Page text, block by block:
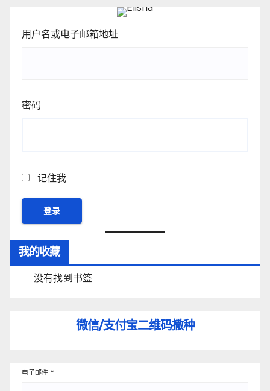
用户名或电子邮箱地址
密码
记住我
我的收藏
没有找到书签
微信/支付宝二维码撒种
电子邮件 *